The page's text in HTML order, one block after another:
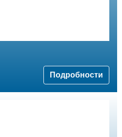
Подробности